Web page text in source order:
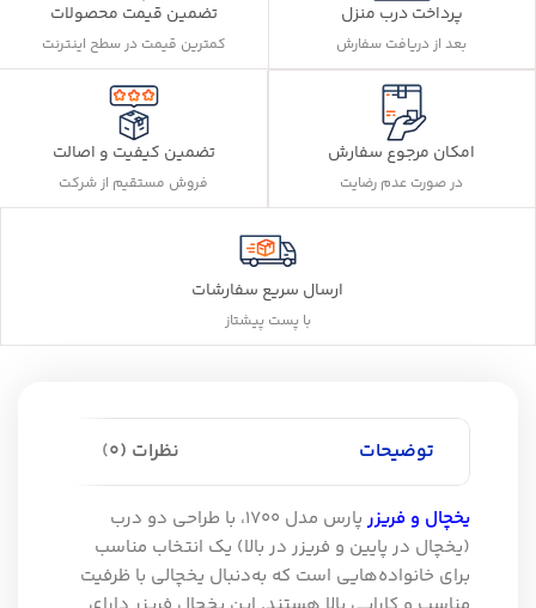
پرداخت درب منزل
بعد از دریافت سفارش
تضمین قیمت محصولات
کمترین قیمت در سطح اینترنت
امکان مرجوع سفارش
در صورت عدم رضایت
تضمین کیفیت و اصالت
فروش مستقیم از شرکت
ارسال سریع سفارشات
با پست پیشتاز
توضیحات نظرات (0)
یخچال و فریزر
پارس مدل 1700، با طراحی دو درب
(یخچال در پایین و فریزر در بالا) یک انتخاب مناسب
برای خانواده‌هایی است که به‌دنبال یخچالی با ظرفیت